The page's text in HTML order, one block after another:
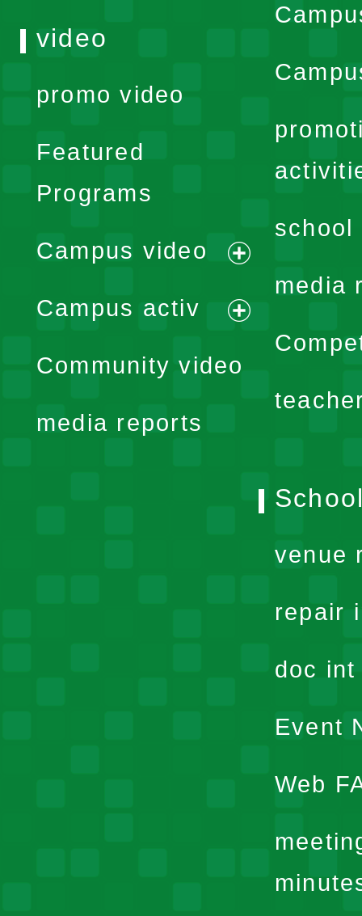
school
media
video
promo video
Featured
Programs
Campus video
expand
menu
Campus activ
expand
Community video
media reports
venue
repair
doc
Event
Web